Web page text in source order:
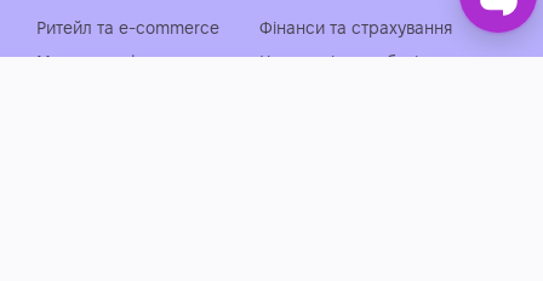
Ритейл та e-commerce
Фінанси та страхування
Медицина, фарма та красаНерухомість та будівництво